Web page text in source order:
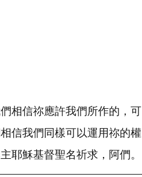
相信祢應許我們所作的，可
信我們同樣可以運用祢的權
耶穌基督聖名祈求，阿們。